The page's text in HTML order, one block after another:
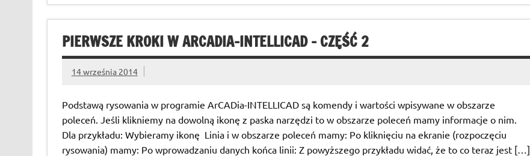
PIERWSZE KROKI W ARCADIA-INTELLICAD – CZĘŚĆ 2
14 września 2014
Podstawą rysowania w programie ArCADia-INTELLICAD są komendy i wartości wpisywane w obszarze
poleceń. Jeśli klikniemy na dowolną ikonę z paska narzędzi to w obszarze poleceń mamy informacje o nim.
Dla przykładu: Wybieramy ikonę Linia i w obszarze poleceń mamy: Po kliknięciu na ekranie (rozpoczęciu
rysowania) mamy: Po wprowadzaniu danych końca linii: Z powyższego przykładu widać, że to co teraz jest […]